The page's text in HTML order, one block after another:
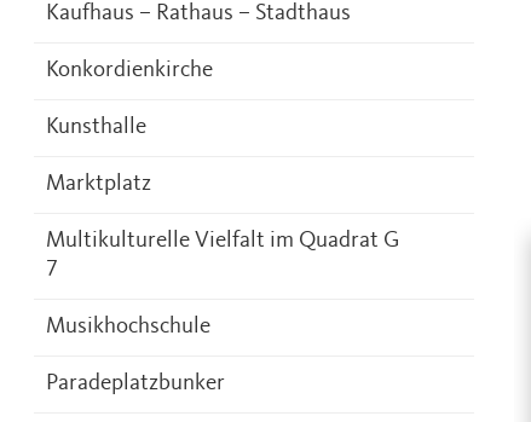
Kaufhaus – Rathaus – Stadthaus
Konkordienkirche
Kunsthalle
Marktplatz
Multikulturelle Vielfalt im Quadrat G
7
Musikhochschule
Paradeplatzbunker